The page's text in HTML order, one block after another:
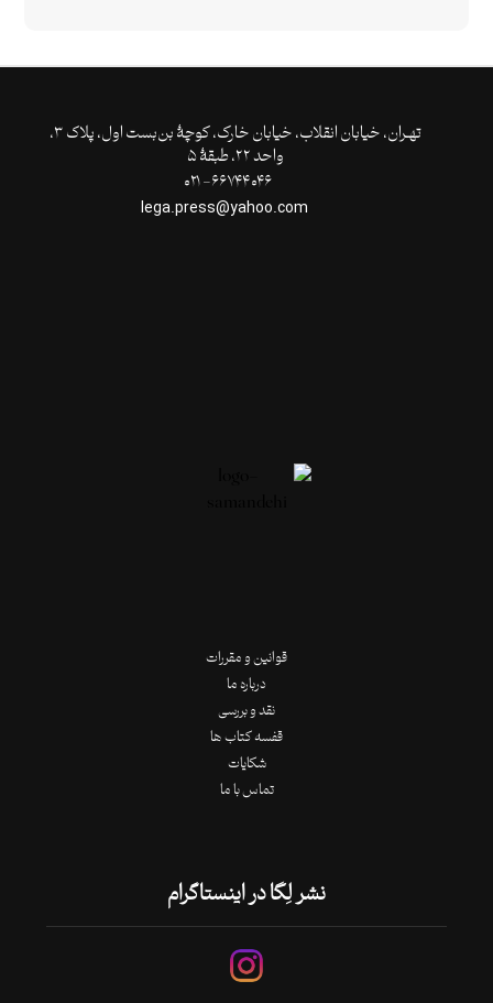
تهـران،‌ خیابان انقلاب، خیابان خارک، کوچۀ بن‌بست اول، پلاک ۳،
واحد ۲۲، طبقۀ ۵
قوانین و مقررات
درباره ما
نقد و بررسی
قفسه کتاب ها
شکایات
تماس با ما
نشر لِگا در اینستاگرام